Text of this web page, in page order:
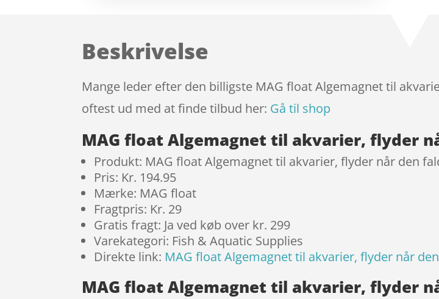
Beskrivelse
Mange leder efter den billigste MAG float Algemagnet til
oftest ud med at finde tilbud her: Gå til shop
MAG float Algemagnet til akvarier, flyder
Produkt: MAG float Algemagnet til akvarier, flyder når den
Pris: Kr. 194.95
Mærke: MAG float
Fragtpris: Kr. 29
Gratis fragt: Ja ved køb over kr. 299
Varekategori: Fish & Aquatic Supplies
Direkte link: MAG float Algemagnet til akvarier, flyder når
MAG float Algemagnet til akvarier, flyder